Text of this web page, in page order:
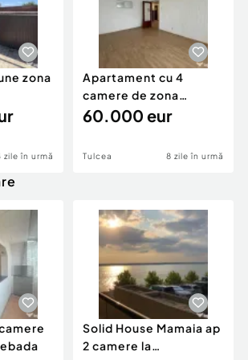
in favoarea ta!
esti proprietar sau esti un client
proprietati, noi suntem aici
totul, astfel incat lucrurile sa
zona
zile în urmă
Apartament cu 4
camere de zona
centrala Tulcea
60.000 eur
Tulcea 8 zile în urmă
Solid House Mamaia ap
2 camere la